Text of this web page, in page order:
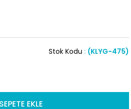
(KLYG-475)
Stok Kodu